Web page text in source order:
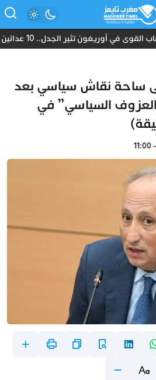
تثير الجدل.. 10 عدائين ومدرب واحد دون طبيب أو إداري
ساحة نقاش سياسي بعد
السياسي” في